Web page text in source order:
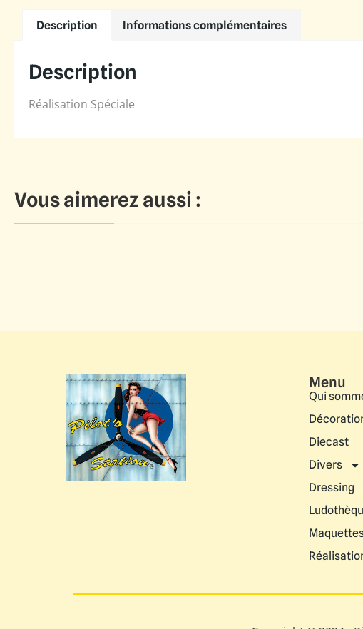
Description Informations complémentaires
Description
Réalisation Spéciale
Vous aimerez aussi :
Menu
Qui
Diecast
Divers
Dressing